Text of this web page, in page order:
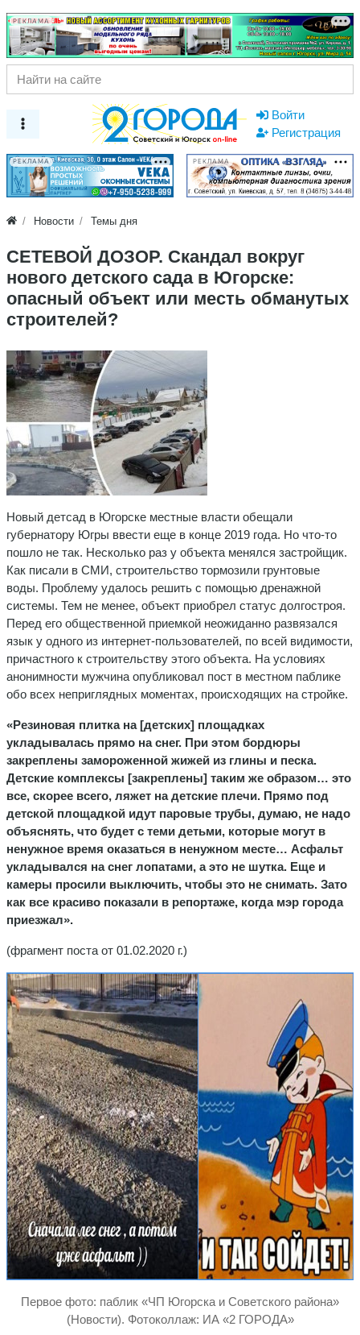
РЕКЛАМА
Войти
Регистрация
РЕКЛАМА РЕКЛАМА
Новости Темы дня
СЕТЕВОЙ ДОЗОР. Скандал вокруг
нового детского сада в Югорске:
опасный объект или месть обманутых
строителей?
Новый детсад в Югорске местные власти обещали
губернатору Югры ввести еще в конце 2019 года. Но что-то
пошло не так. Несколько раз у объекта менялся застройщик.
Как писали в СМИ, строительство тормозили грунтовые
воды. Проблему удалось решить с помощью дренажной
системы. Тем не менее, объект приобрел статус долгостроя.
Перед его общественной приемкой неожиданно развязался
язык у одного из интернет-пользователей, по всей видимости,
причастного к строительству этого объекта. На условиях
анонимности мужчина опубликовал пост в местном паблике
обо всех неприглядных моментах, происходящих на стройке.
«Резиновая плитка на [детских] площадках
укладывалась прямо на снег. При этом бордюры
закреплены замороженной жижей из глины и песка.
Детские комплексы [закреплены] таким же образом… это
все, скорее всего, ляжет на детские плечи. Прямо под
детской площадкой идут паровые трубы, думаю, не надо
объяснять, что будет с теми детьми, которые могут в
ненужное время оказаться в ненужном месте… Асфальт
укладывался на снег лопатами, а это не шутка. Еще и
камеры просили выключить, чтобы это не снимать. Зато
как все красиво показали в репортаже, когда мэр города
приезжал».
(фрагмент поста от 01.02.2020 г.)
Первое фото: паблик «ЧП Югорска и Советского района»
(Новости). Фотоколлаж: ИА «2 ГОРОДА»